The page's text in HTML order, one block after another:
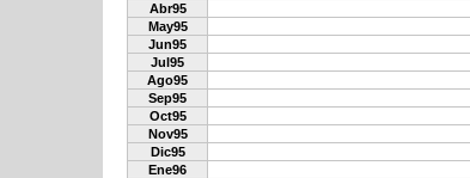
Abr95
May95
Jun95
Jul95
Ago95
Sep95
Oct95
Nov95
Dic95
Ene96